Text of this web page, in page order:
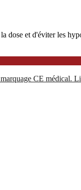
et d'éviter les
CE médical.